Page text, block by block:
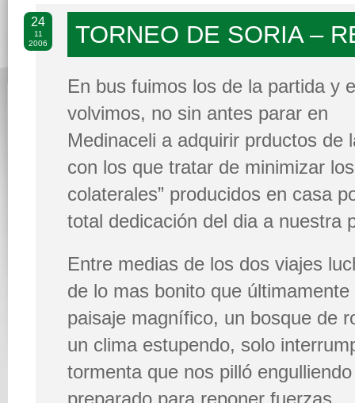
TORNEO DE SORIA –
24
11
2006
En bus fuimos los de la partida y
volvimos, no sin antes parar en
Medinaceli a adquirir prductos de
con los que tratar de minimizar
colaterales” producidos en casa
total dedicación del dia a nuestra
Entre medias de los dos viajes
de lo mas bonito que
paisaje magnífico, un bosque de
un clima estupendo, solo
tormenta que nos pilló
preparado para reponer fuerzas.